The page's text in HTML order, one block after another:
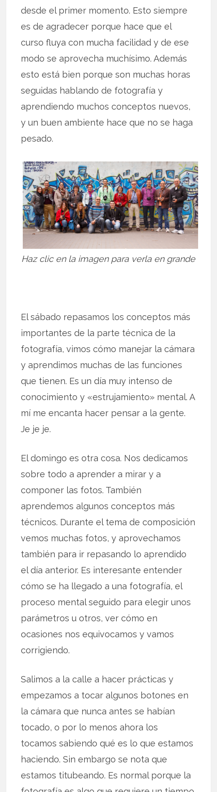
desde el primer momento. Esto siempre
es de agradecer porque hace que el
curso fluya con mucha facilidad y de ese
modo se aprovecha muchísimo. Además
esto está bien porque son muchas horas
seguidas hablando de fotografía y
aprendiendo muchos conceptos nuevos,
y un buen ambiente hace que no se haga
pesado.
Haz clic en la imagen para verla en grande
El sábado repasamos los conceptos más
importantes de la parte técnica de la
fotografía, vimos cómo manejar la cámara
y aprendimos muchas de las funciones
que tienen. Es un día muy intenso de
conocimiento y «estrujamiento» mental. A
mí me encanta hacer pensar a la gente.
Je je je.
El domingo es otra cosa. Nos dedicamos
sobre todo a aprender a mirar y a
componer las fotos. También
aprendemos algunos conceptos más
técnicos. Durante el tema de composición
vemos muchas fotos, y aprovechamos
también para ir repasando lo aprendido
el día anterior. Es interesante entender
cómo se ha llegado a una fotografía, el
proceso mental seguido para elegir unos
parámetros u otros, ver cómo en
ocasiones nos equivocamos y vamos
corrigiendo.
Salimos a la calle a hacer prácticas y
empezamos a tocar algunos botones en
la cámara que nunca antes se habían
tocado, o por lo menos ahora los
tocamos sabiendo qué es lo que estamos
haciendo. Sin embargo se nota que
estamos titubeando. Es normal porque la